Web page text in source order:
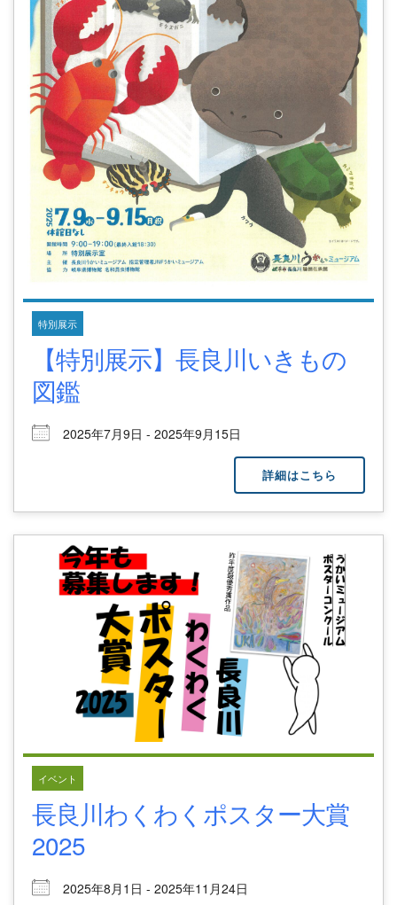
特別展示
【特別展示】長良川いきもの
図鑑
2025年7月9日 - 2025年9月15日
詳細はこちら
イベント
長良川わくわくポスター大賞
2025
2025年8月1日 - 2025年11月24日